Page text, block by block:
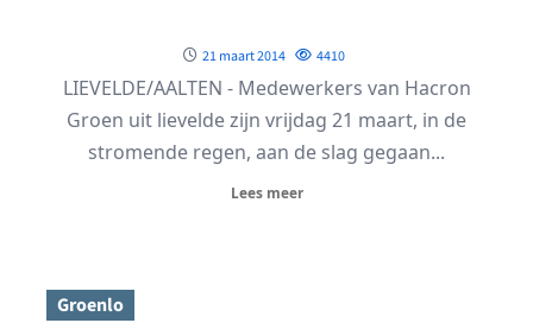
21 maart 2014 4410
LIEVELDE/AALTEN - Medewerkers van Hacron
Groen uit lievelde zijn vrijdag 21 maart, in de
stromende regen, aan de slag gegaan...
Lees meer
Groenlo